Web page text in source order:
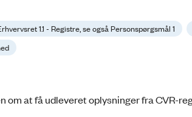
1.1 - Registre, se også Personspørgsmål 1
om at få udleveret oplysninger fra CVR-